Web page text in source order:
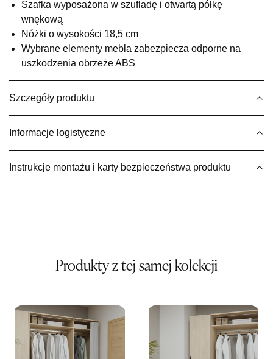
UL.BASZTOWA 3
76-100 SŁAWNO
Nr tel. 502668736
Adres e-mail:pph.catrin@wp.pl
Godziny otwarcia
Wybierz
Salon meblowy
199,00 zł
SALON MEBLOWY MEBLOSTYL
Salon meblowy
Szafka wyposażona w szufladę i otwartą półkę
wnękową
Nóżki o wysokości 18,5 cm
Wybrane elementy mebla zabezpiecza odporne na
uszkodzenia obrzeże ABS
Szczegóły produktu
Informacje logistyczne
Instrukcje montażu i karty bezpieczeństwa produktu
Produkty z tej samej kolekcji